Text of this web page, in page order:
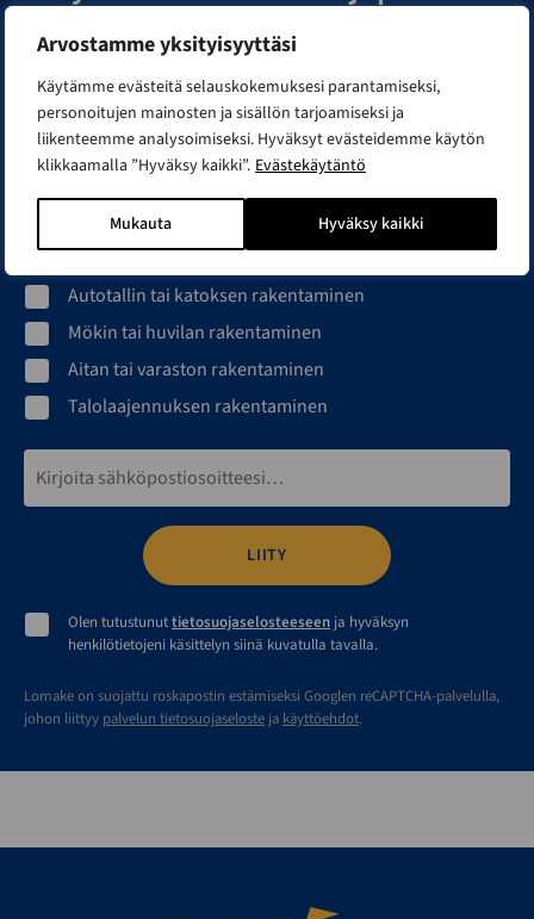
Arvostamme yksityisyyttäsi
Käytämme evästeitä selauskokemuksesi parantamiseksi,
personoitujen mainosten ja sisällön tarjoamiseksi ja
liikenteemme analysoimiseksi. Hyväksyt evästeidemme käytön
klikkaamalla ”Hyväksy kaikki”. Evästekäytäntö
Mukauta Hyväksy kaikki
Ideat, inspiraatiot ja vinkit rakentajalle. Liity Smartian
rakentajapiiriin ja lähetämme sinulle kiinnostuksesi
mukaista tietoa ja inspiraatiota rakennusprojektisi avuksi.
Minua kiinnostaa erityisesti...
Hallin rakentaminen
Pihasaunan hankkiminen
Autotallin tai katoksen rakentaminen
Mökin tai huvilan rakentaminen
Aitan tai varaston rakentaminen
Talolaajennuksen rakentaminen
Sähköpostiosoite*
Olen tutustunuttietosuojaselosteeseen ja hyväksyn
henkilötietojeni käsittelyn siinä kuvatulla tavalla.
Lomake on suojattu roskapostin estämiseksi Googlen reCAPTCHA-palvelulla,
johon liittyy palvelun tietosuojaseloste ja käyttöehdot.